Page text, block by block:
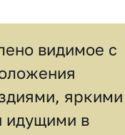
видимое c
яркими
идущими в